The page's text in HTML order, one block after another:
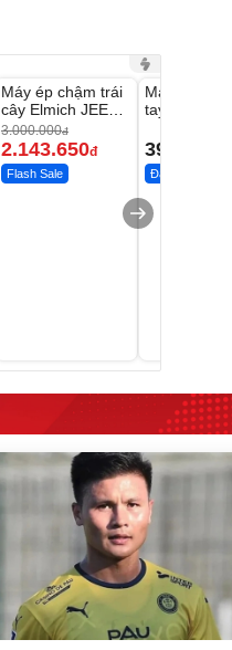
-28%
Máy ép chậm trái
cây Elmich JEE
1855OL
3.000.000đ
2.143.650đ
Flash Sale
Máy rửa xe
tay xịt rửa
399.000
Đã bán nhiều